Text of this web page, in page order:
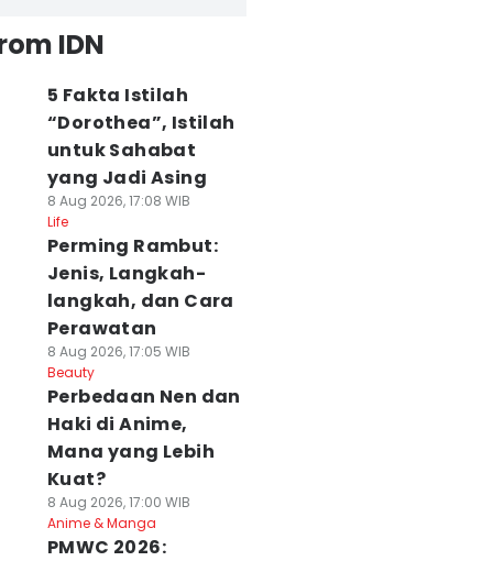
IDN
5 Fakta Istilah
“Dorothea”, Istilah
untuk Sahabat
yang Jadi Asing
8 Aug 2026, 17:08 WIB
Life
Perming Rambut:
Jenis, Langkah-
langkah, dan Cara
Perawatan
8 Aug 2026, 17:05 WIB
Beauty
Perbedaan Nen dan
Haki di Anime,
Mana yang Lebih
Kuat?
8 Aug 2026, 17:00 WIB
Anime & Manga
PMWC 2026: